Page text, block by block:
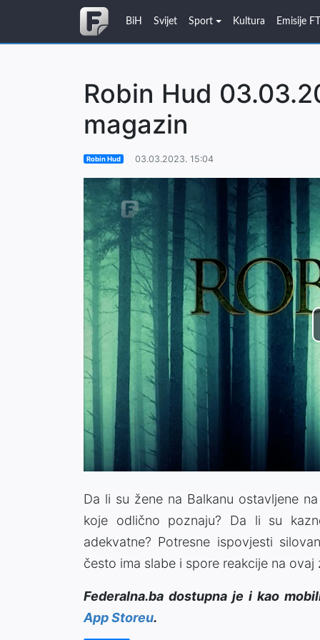
BiH Svijet Sport Kultura Emisije
Robin Hud
magazin
Robin Hud 03.03.2023. 15:04
Da li su žene na Balkanu ostavljene
koje odlično poznaju? Da li su
adekvatne? Potresne ispovjesti
često ima slabe i spore reakcije na ovaj
Federalna.ba dostupna je i kao
App Storeu.